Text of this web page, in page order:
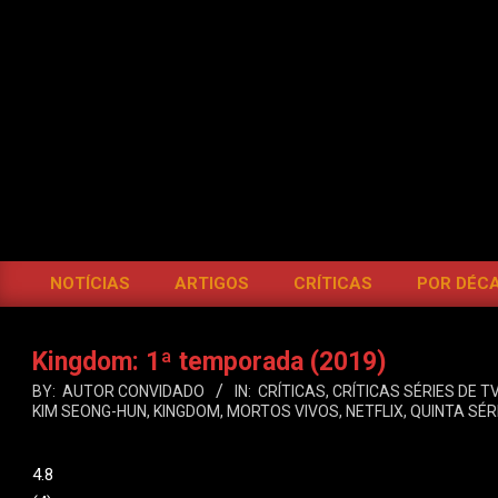
Primary
Menu
NOTÍCIAS ARTIGOS CRÍTICAS POR
Kingdom: 1ª temporada (2019)
BY: AUTOR CONVIDADO IN: CRÍTICAS, CRÍTICAS SÉRIES DE TV
KIM SEONG-HUN, KINGDOM, MORTOS VIVOS, NETFLIX, QUINTA
4.8